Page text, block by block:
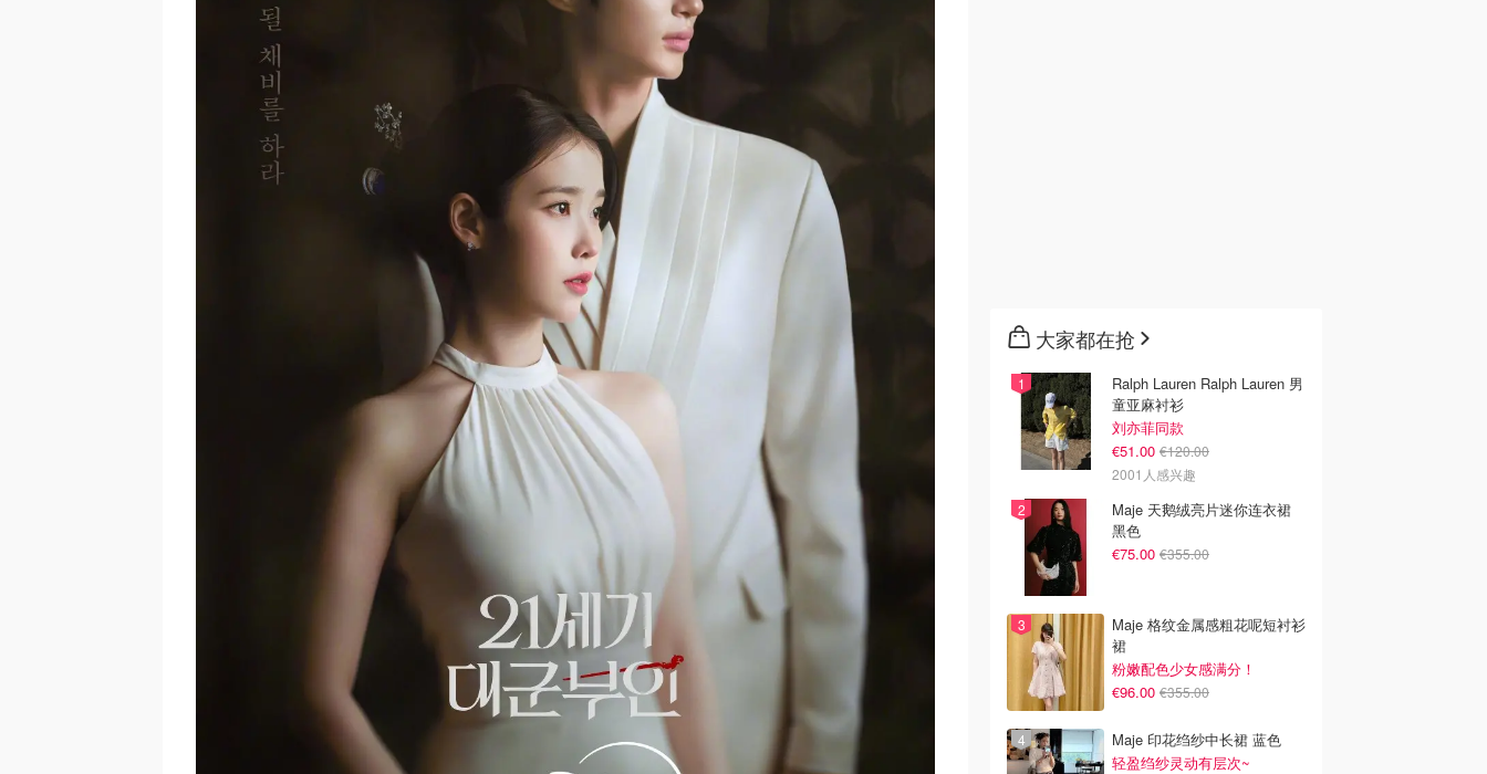
大家都在抢
Ralph Lauren Ralph Lauren 男
童亚麻衬衫
刘亦菲同款
€51.00 €120.00
2001人感兴趣
Maje 天鹅绒亮片迷你连衣裙
黑色
€75.00 €355.00
Maje 格纹金属感粗花呢短衬衫
裙
粉嫩配色少女感满分！
€96.00 €355.00
Maje 印花绉纱中长裙 蓝色
轻盈绉纱灵动有层次~